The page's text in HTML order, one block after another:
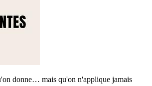
donne… mais qu'on n'applique jamais